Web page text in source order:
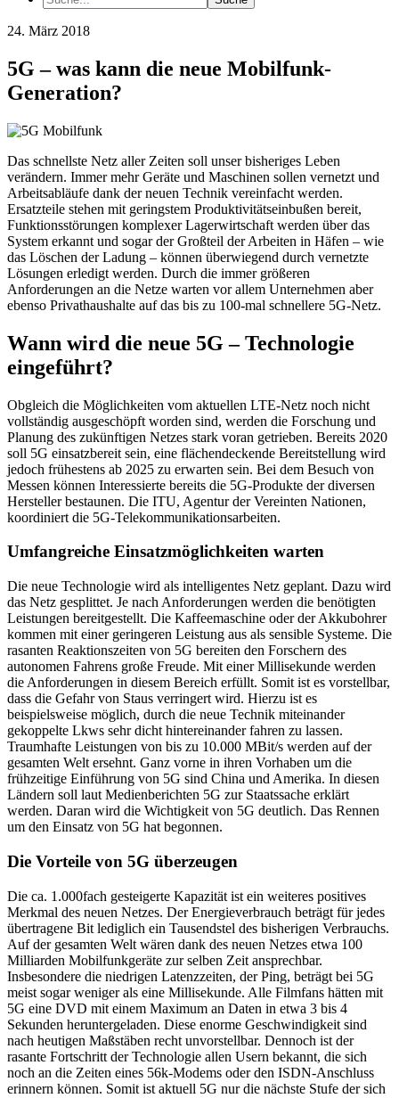
24. März 2018
5G – was kann die neue Mobilfunk-
Generation?
Das schnellste Netz aller Zeiten soll unser bisheriges Leben
verändern. Immer mehr Geräte und Maschinen sollen vernetzt und
Arbeitsabläufe dank der neuen Technik vereinfacht werden.
Ersatzteile stehen mit geringstem Produktivitätseinbußen bereit,
Funktionsstörungen komplexer Lagerwirtschaft werden über das
System erkannt und sogar der Großteil der Arbeiten in Häfen – wie
das Löschen der Ladung – können überwiegend durch vernetzte
Lösungen erledigt werden. Durch die immer größeren
Anforderungen an die Netze warten vor allem Unternehmen aber
ebenso Privathaushalte auf das bis zu 100-mal schnellere 5G-Netz.
Wann wird die neue 5G – Technologie
eingeführt?
Obgleich die Möglichkeiten vom aktuellen LTE-Netz noch nicht
vollständig ausgeschöpft worden sind, werden die Forschung und
Planung des zukünftigen Netzes stark voran getrieben. Bereits 2020
soll 5G einsatzbereit sein, eine flächendeckende Bereitstellung wird
jedoch frühestens ab 2025 zu erwarten sein. Bei dem Besuch von
Messen können Interessierte bereits die 5G-Produkte der diversen
Hersteller bestaunen. Die ITU, Agentur der Vereinten Nationen,
koordiniert die 5G-Telekommunikationsarbeiten.
Umfangreiche Einsatzmöglichkeiten warten
Die neue Technologie wird als intelligentes Netz geplant. Dazu wird
das Netz gesplittet. Je nach Anforderungen werden die benötigten
Leistungen bereitgestellt. Die Kaffeemaschine oder der Akkubohrer
kommen mit einer geringeren Leistung aus als sensible Systeme. Die
rasanten Reaktionszeiten von 5G bereiten den Forschern des
autonomen Fahrens große Freude. Mit einer Millisekunde werden
die Anforderungen in diesem Bereich erfüllt. Somit ist es vorstellbar,
dass die Gefahr von Staus verringert wird. Hierzu ist es
beispielsweise möglich, durch die neue Technik miteinander
gekoppelte Lkws sehr dicht hintereinander fahren zu lassen.
Traumhafte Leistungen von bis zu 10.000 MBit/s werden auf der
gesamten Welt ersehnt. Ganz vorne in ihren Vorhaben um die
frühzeitige Einführung von 5G sind China und Amerika. In diesen
Ländern soll laut Medienberichten 5G zur Staatssache erklärt
werden. Daran wird die Wichtigkeit von 5G deutlich. Das Rennen
um den Einsatz von 5G hat begonnen.
Die Vorteile von 5G überzeugen
Die ca. 1.000fach gesteigerte Kapazität ist ein weiteres positives
Merkmal des neuen Netzes. Der Energieverbrauch beträgt für jedes
übertragene Bit lediglich ein Tausendstel des bisherigen Verbrauchs.
Auf der gesamten Welt wären dank des neuen Netzes etwa 100
Milliarden Mobilfunkgeräte zur selben Zeit ansprechbar.
Insbesondere die niedrigen Latenzzeiten, der Ping, beträgt bei 5G
meist sogar weniger als eine Millisekunde. Alle Filmfans hätten mit
5G eine DVD mit einem Maximum an Daten in etwa 3 bis 4
Sekunden heruntergeladen. Diese enorme Geschwindigkeit sind
nach heutigen Maßstäben recht unvorstellbar. Dennoch ist der
rasante Fortschritt der Technologie allen Usern bekannt, die sich
noch an die Zeiten eines 56k-Modems oder den ISDN-Anschluss
erinnern können. Somit ist aktuell 5G nur die nächste Stufe der sich